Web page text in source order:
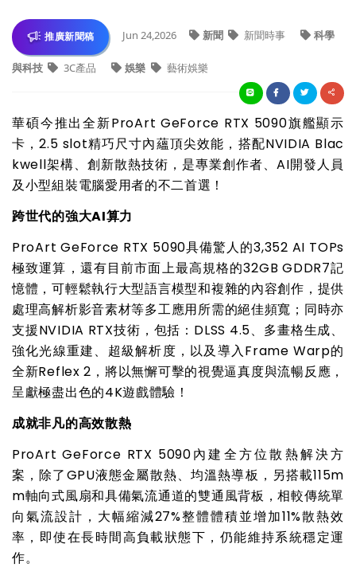
推廣新聞稿 Jun 24,2026 新聞 新聞時事 科學
與科技 3C產品 娛樂 藝術娛樂
華碩今推出全新ProArt GeForce RTX 5090旗艦顯示
卡，2.5 slot精巧尺寸內蘊頂尖效能，搭配NVIDIA Blac
kwell架構、創新散熱技術，是專業創作者、AI開發人員
及小型組裝電腦愛用者的不二首選！
跨世代的強大AI算力
ProArt GeForce RTX 5090具備驚人的3,352 AI TOPs
極致運算，還有目前市面上最高規格的32GB GDDR7記
憶體，可輕鬆執行大型語言模型和複雜的內容創作，提供
處理高解析影音素材等多工應用所需的絕佳頻寬；同時亦
支援NVIDIA RTX技術，包括：DLSS 4.5、多畫格生成、
強化光線重建、超級解析度，以及導入Frame Warp的
全新Reflex 2，將以無懈可擊的視覺逼真度與流暢反應，
呈獻極盡出色的4K遊戲體驗！
成就非凡的高效散熱
ProArt GeForce RTX 5090內建全方位散熱解決方
案，除了GPU液態金屬散熱、均溫熱導板，另搭載115m
m軸向式風扇和具備氣流通道的雙通風背板，相較傳統單
向氣流設計，大幅縮減27%整體體積並增加11%散熱效
率，即使在長時間高負載狀態下，仍能維持系統穩定運
作。